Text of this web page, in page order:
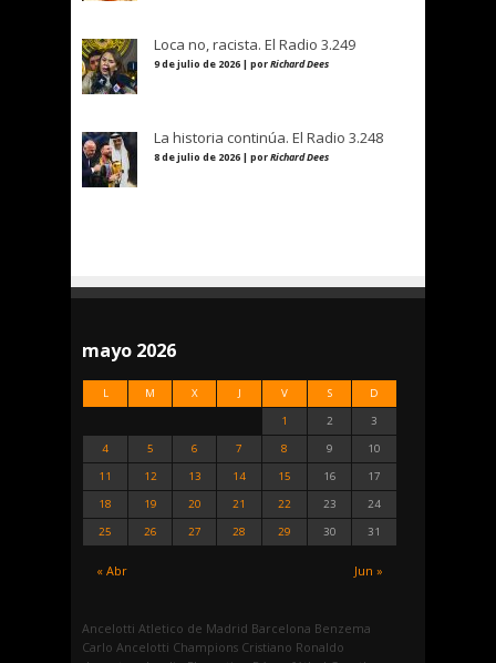
Loca no, racista. El Radio 3.249
9 de julio de 2026 | porRichard Dees
La historia continúa. El Radio 3.248
8 de julio de 2026 | porRichard Dees
mayo 2026
L M X J V S D
« Abr Jun »
1 2
3
4
5 6 7 8 9
10
11
12 13 14 15 16
17
18
19 20 21 22 23
24
25
26 27 28 29 30 31
Ancelotti Atletico de Madrid Barcelona Benzema
Carlo Ancelotti Champions Cristiano Ronaldo